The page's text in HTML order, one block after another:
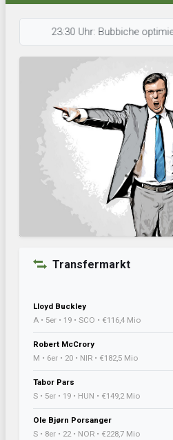
23:30 Uhr: Bubbiche optimiert
Transfermarkt
Lloyd Buckley
A • 5er • 19 • SCO • €116,4 Mio
Robert McCrory
M • 6er • 20 • NIR • €182,5 Mio
Tabor Pars
S • 5er • 19 • HUN • €149,2 Mio
Ole Bjørn Porsanger
S • 8er • 22 • NOR • €228,7 Mio